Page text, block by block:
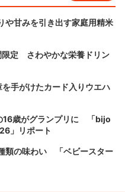
甘みを引き出す家庭用精米
限定 さわやかな栄養ドリン
手がけたカード入りウエハ
16歳がグランプリに 「bijo
」リポート
類の味わい 「ベビースター